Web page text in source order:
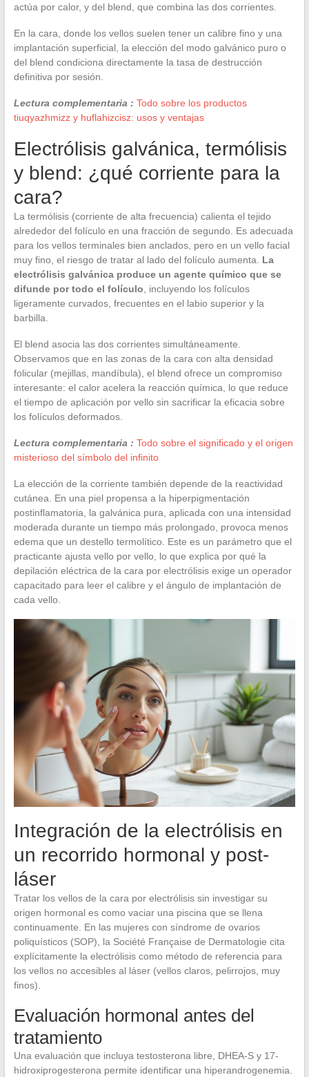
actúa por calor, y del blend, que combina las dos corrientes.
En la cara, donde los vellos suelen tener un calibre fino y una
implantación superficial, la elección del modo galvánico puro o
del blend condiciona directamente la tasa de destrucción
definitiva por sesión.
Lectura complementaria : Todo sobre los productos
tiuqyazhmizz y huflahizcisz: usos y ventajas
Electrólisis galvánica, termólisis
y blend: ¿qué corriente para la
cara?
La termólisis (corriente de alta frecuencia) calienta el tejido
alrededor del folículo en una fracción de segundo. Es adecuada
para los vellos terminales bien anclados, pero en un vello facial
muy fino, el riesgo de tratar al lado del folículo aumenta. La
electrólisis galvánica produce un agente químico que se
difunde por todo el folículo , incluyendo los folículos
ligeramente curvados, frecuentes en el labio superior y la
barbilla.
El blend asocia las dos corrientes simultáneamente.
Observamos que en las zonas de la cara con alta densidad
folicular (mejillas, mandíbula), el blend ofrece un compromiso
interesante: el calor acelera la reacción química, lo que reduce
el tiempo de aplicación por vello sin sacrificar la eficacia sobre
los folículos deformados.
Lectura complementaria : Todo sobre el significado y el origen
misterioso del símbolo del infinito
La elección de la corriente también depende de la reactividad
cutánea. En una piel propensa a la hiperpigmentación
postinflamatoria, la galvánica pura, aplicada con una intensidad
moderada durante un tiempo más prolongado, provoca menos
edema que un destello termolítico. Este es un parámetro que el
practicante ajusta vello por vello, lo que explica por qué la
depilación eléctrica de la cara por electrólisis exige un operador
capacitado para leer el calibre y el ángulo de implantación de
cada vello.
Integración de la electrólisis en
un recorrido hormonal y post-
láser
Tratar los vellos de la cara por electrólisis sin investigar su
origen hormonal es como vaciar una piscina que se llena
continuamente. En las mujeres con síndrome de ovarios
poliquísticos (SOP), la Société Française de Dermatologie cita
explícitamente la electrólisis como método de referencia para
los vellos no accesibles al láser (vellos claros, pelirrojos, muy
finos).
Evaluación hormonal antes del
tratamiento
Una evaluación que incluya testosterona libre, DHEA-S y 17-
hidroxiprogesterona permite identificar una hiperandrogenemia.